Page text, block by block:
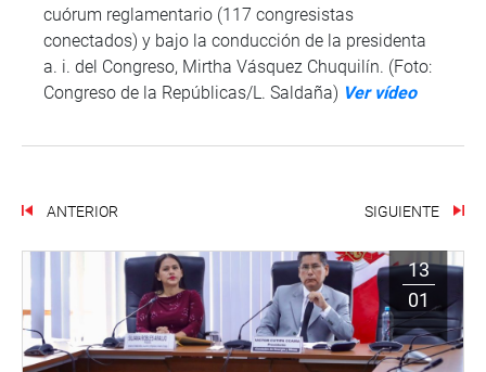
cuórum reglamentario (117 congresistas
conectados) y bajo la conducción de la presidenta
a. i. del Congreso, Mirtha Vásquez Chuquilín. (Foto:
Congreso de la Repúblicas/L. Saldaña) Ver vídeo
ANTERIOR SIGUIENTE
13
01